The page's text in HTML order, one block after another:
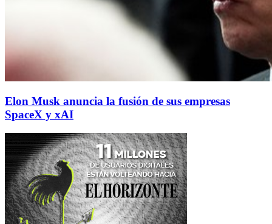
Elon Musk anuncia la fusión de sus empresas
SpaceX y xAI